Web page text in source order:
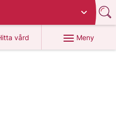
vård
på 1177.se
Meny